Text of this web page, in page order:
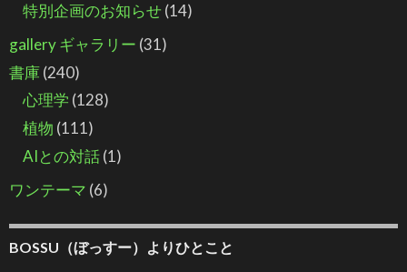
特別企画のお知らせ(14)
gallery ギャラリー (31)
書庫(240)
心理学 (128)
植物 (111)
AIとの対話(1)
ワンテーマ (6)
BOSSU（ぼっすー）よりひとこと